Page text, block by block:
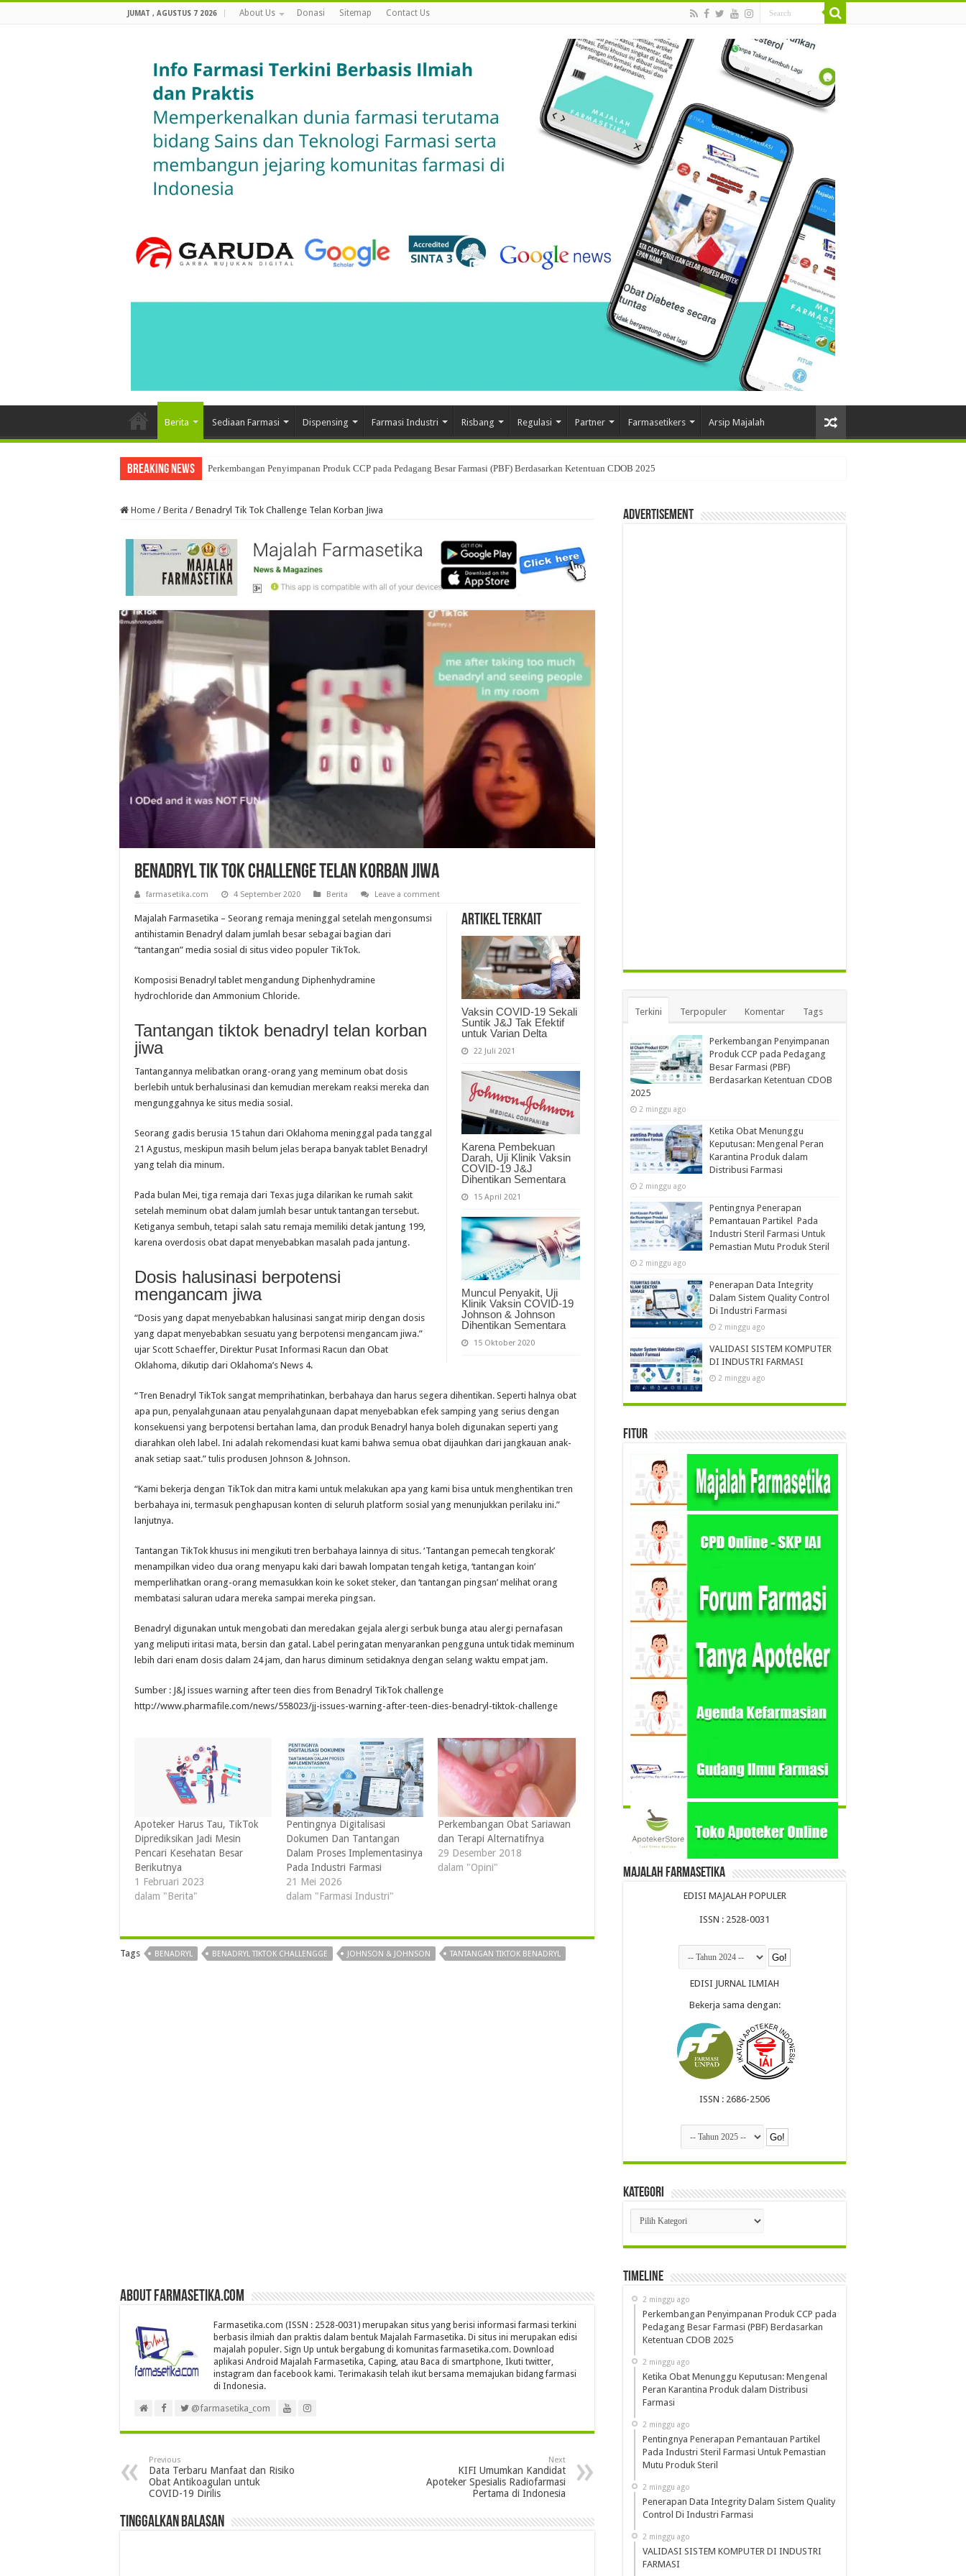
JUMAT , AGUSTUS 7 2026 About Us Donasi Sitemap Contact Us
Berita Sediaan Farmasi Dispensing Farmasi Industri Risbang Regulasi Partner Farmasetikers Arsip Majalah
Breaking News Perkembangan Penyimpanan Produk CCP pada Pedagang Besar Farmasi (PBF) Berdasarkan Ketentuan CDOB 2025
Home / Berita / Benadryl Tik Tok Challenge Telan Korban Jiwa
Benadryl Tik Tok Challenge Telan Korban Jiwa
farmasetika.com 4 September 2020 Berita Leave a comment
Artikel Terkait
Vaksin COVID-19 Sekali
Suntik J&J Tak Efektif
untuk Varian Delta
22 Juli 2021
Karena Pembekuan
Darah, Uji Klinik Vaksin
COVID-19 J&J
Dihentikan Sementara
15 April 2021
Muncul Penyakit, Uji
Klinik Vaksin COVID-19
Johnson & Johnson
Dihentikan Sementara
15 Oktober 2020
Majalah Farmasetika – Seorang remaja meninggal setelah mengonsumsi
antihistamin Benadryl dalam jumlah besar sebagai bagian dari
“tantangan” media sosial di situs video populer TikTok.
Komposisi Benadryl tablet mengandung Diphenhydramine
hydrochloride dan Ammonium Chloride.
Tantangan tiktok benadryl telan korban
jiwa
Tantangannya melibatkan orang-orang yang meminum obat dosis
berlebih untuk berhalusinasi dan kemudian merekam reaksi mereka dan
mengunggahnya ke situs media sosial.
Seorang gadis berusia 15 tahun dari Oklahoma meninggal pada tanggal
21 Agustus, meskipun masih belum jelas berapa banyak tablet Benadryl
yang telah dia minum.
Pada bulan Mei, tiga remaja dari Texas juga dilarikan ke rumah sakit
setelah meminum obat dalam jumlah besar untuk tantangan tersebut.
Ketiganya sembuh, tetapi salah satu remaja memiliki detak jantung 199,
karena overdosis obat dapat menyebabkan masalah pada jantung.
Dosis halusinasi berpotensi
mengancam jiwa
“Dosis yang dapat menyebabkan halusinasi sangat mirip dengan dosis
yang dapat menyebabkan sesuatu yang berpotensi mengancam jiwa.”
ujar Scott Schaeffer, Direktur Pusat Informasi Racun dan Obat
Oklahoma, dikutip dari Oklahoma’s News 4.
“Tren Benadryl TikTok sangat memprihatinkan, berbahaya dan harus segera dihentikan. Seperti halnya obat
apa pun, penyalahgunaan atau penyalahgunaan dapat menyebabkan efek samping yang serius dengan
konsekuensi yang berpotensi bertahan lama, dan produk Benadryl hanya boleh digunakan seperti yang
diarahkan oleh label. Ini adalah rekomendasi kuat kami bahwa semua obat dijauhkan dari jangkauan anak-
anak setiap saat.” tulis produsen Johnson & Johnson.
“Kami bekerja dengan TikTok dan mitra kami untuk melakukan apa yang kami bisa untuk menghentikan tren
berbahaya ini, termasuk penghapusan konten di seluruh platform sosial yang menunjukkan perilaku ini.”
lanjutnya.
Tantangan TikTok khusus ini mengikuti tren berbahaya lainnya di situs. ‘Tantangan pemecah tengkorak’
menampilkan video dua orang menyapu kaki dari bawah lompatan tengah ketiga, ‘tantangan koin’
memperlihatkan orang-orang memasukkan koin ke soket steker, dan ‘tantangan pingsan’ melihat orang
membatasi saluran udara mereka sampai mereka pingsan.
Benadryl digunakan untuk mengobati dan meredakan gejala alergi serbuk bunga atau alergi pernafasan
yang meliputi iritasi mata, bersin dan gatal. Label peringatan menyarankan pengguna untuk tidak meminum
lebih dari enam dosis dalam 24 jam, dan harus diminum setidaknya dengan selang waktu empat jam.
Sumber : J&J issues warning after teen dies from Benadryl TikTok challenge
http://www.pharmafile.com/news/558023/jj-issues-warning-after-teen-dies-benadryl-tiktok-challenge
Apoteker Harus Tau, TikTok
Diprediksikan Jadi Mesin
Pencari Kesehatan Besar
Berikutnya
1 Februari 2023
dalam "Berita"
Pentingnya Digitalisasi
Dokumen Dan Tantangan
Dalam Proses Implementasinya
Pada Industri Farmasi
21 Mei 2026
dalam "Farmasi Industri"
Perkembangan Obat Sariawan
dan Terapi Alternatifnya
29 Desember 2018
dalam "Opini"
Tags BENADRYL BENADRYL TIKTOK CHALLENGGE JOHNSON & JOHNSON TANTANGAN TIKTOK BENADRYL
About farmasetika.com
Farmasetika.com (ISSN : 2528-0031) merupakan situs yang berisi informasi farmasi terkini
berbasis ilmiah dan praktis dalam bentuk Majalah Farmasetika. Di situs ini merupakan edisi
majalah populer. Sign Up untuk bergabung di komunitas farmasetika.com. Download
aplikasi Android Majalah Farmasetika, Caping, atau Baca di smartphone, Ikuti twitter,
instagram dan facebook kami. Terimakasih telah ikut bersama memajukan bidang farmasi
di Indonesia.
@farmasetika_com
Previous
Data Terbaru Manfaat dan Risiko
Obat Antikoagulan untuk
COVID-19 Dirilis
Next
KIFI Umumkan Kandidat
Apoteker Spesialis Radiofarmasi
Pertama di Indonesia
Tinggalkan Balasan
Advertisement
Terkini Terpopuler Komentar Tags
Perkembangan Penyimpanan
Produk CCP pada Pedagang
Besar Farmasi (PBF)
Berdasarkan Ketentuan CDOB
2025
2 minggu ago
Ketika Obat Menunggu
Keputusan: Mengenal Peran
Karantina Produk dalam
Distribusi Farmasi
2 minggu ago
Pentingnya Penerapan
Pemantauan Partikel Pada
Industri Steril Farmasi Untuk
Pemastian Mutu Produk Steril
2 minggu ago
Penerapan Data Integrity
Dalam Sistem Quality Control
Di Industri Farmasi
2 minggu ago
VALIDASI SISTEM KOMPUTER
DI INDUSTRI FARMASI
2 minggu ago
Fitur
Majalah Farmasetika
EDISI MAJALAH POPULER
ISSN : 2528-0031
EDISI JURNAL ILMIAH
Bekerja sama dengan:
ISSN : 2686-2506
Kategori
Kategori
Timeline
2 minggu ago
Perkembangan Penyimpanan Produk CCP pada
Pedagang Besar Farmasi (PBF) Berdasarkan
Ketentuan CDOB 2025
2 minggu ago
Ketika Obat Menunggu Keputusan: Mengenal
Peran Karantina Produk dalam Distribusi
Farmasi
2 minggu ago
Pentingnya Penerapan Pemantauan Partikel
Pada Industri Steril Farmasi Untuk Pemastian
Mutu Produk Steril
2 minggu ago
Penerapan Data Integrity Dalam Sistem Quality
Control Di Industri Farmasi
2 minggu ago
VALIDASI SISTEM KOMPUTER DI INDUSTRI
FARMASI